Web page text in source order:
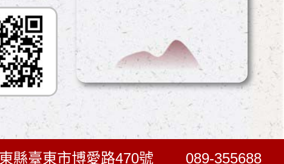
縣臺東市博愛路470號 089-355688